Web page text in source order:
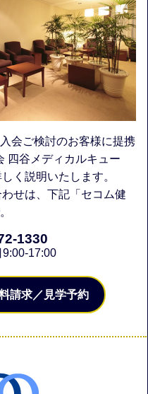
会ご検討のお客様に提携
四谷メディカルキュー
く説明いたします。
せは、下記「セコム健
1330
17:00
請求／見学予約